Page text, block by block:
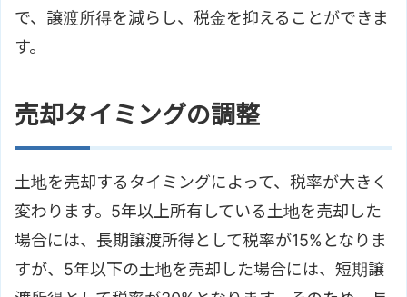
で、譲渡所得を減らし、税金を抑えることができま
す。
売却タイミングの調整
土地を売却するタイミングによって、税率が大きく
変わります。5年以上所有している土地を売却した
場合には、長期譲渡所得として税率が15%となりま
すが、5年以下の土地を売却した場合には、短期譲